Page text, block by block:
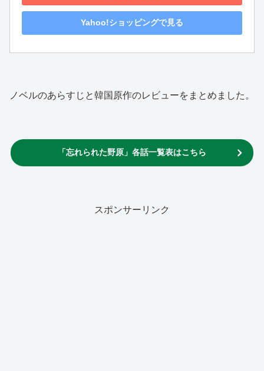
Yahoo!ショッピングで見る
ノベルのあらすじと韓国原作のレビューをまとめました。
「忘れられた野原」各話一覧表はこちら
スポンサーリンク